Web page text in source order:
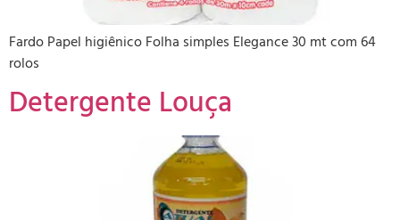
Fardo Papel higiênico Folha simples Elegance 30 mt com 64
rolos
Detergente Louça